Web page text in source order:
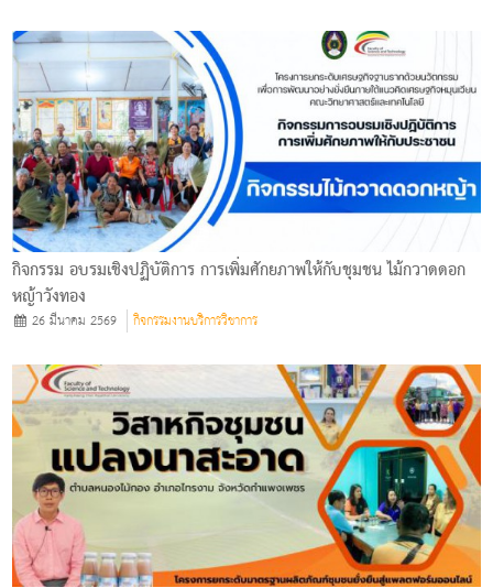
กิจกรรม อบรมเชิงปฏิบัติการ การเพิ่มศักยภาพให้กับชุมชน ไม้กวาดดอก
หญ้าวังทอง
26 มีนาคม 2569 กิจกรรมงานบริการวิชาการ